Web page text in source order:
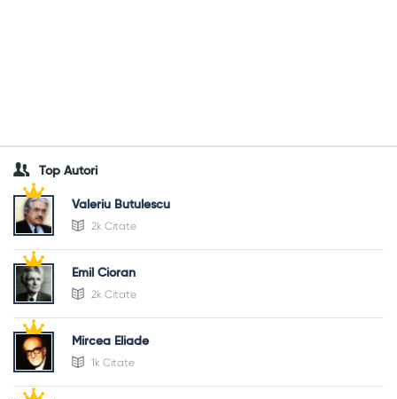
Top Autori
Valeriu Butulescu
2k Citate
Emil Cioran
2k Citate
Mircea Eliade
1k Citate